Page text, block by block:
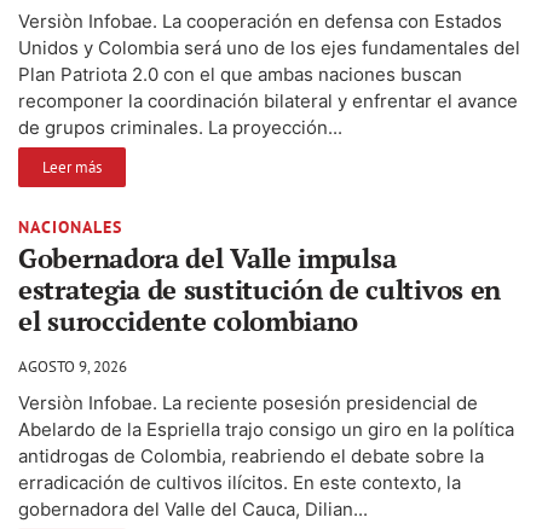
Versiòn Infobae. La cooperación en defensa con Estados
Unidos y Colombia será uno de los ejes fundamentales del
Plan Patriota 2.0 con el que ambas naciones buscan
recomponer la coordinación bilateral y enfrentar el avance
de grupos criminales. La proyección...
Leer más
NACIONALES
Gobernadora del Valle impulsa
estrategia de sustitución de cultivos en
el suroccidente colombiano
AGOSTO 9, 2026
Versiòn Infobae. La reciente posesión presidencial de
Abelardo de la Espriella trajo consigo un giro en la política
antidrogas de Colombia, reabriendo el debate sobre la
erradicación de cultivos ilícitos. En este contexto, la
gobernadora del Valle del Cauca, Dilian...